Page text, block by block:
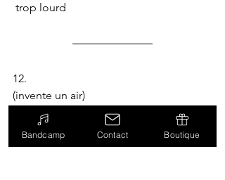
trop lourd
12.
(invente un air)
je plie je plisse j'épile ma pisse
et j'épice la pile d'épis de maïs
Bandcamp Contact Boutique